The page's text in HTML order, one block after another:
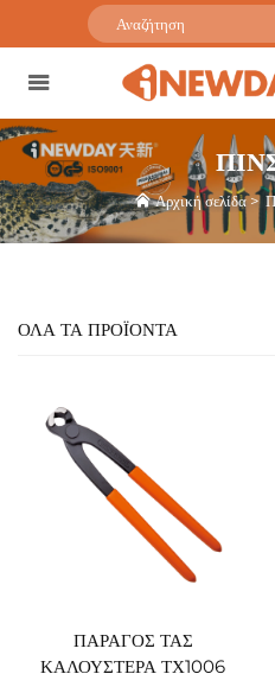
Αρχική σελίδα>
ΟΛΑ ΤΑ ΠΡΟΪΟΝΤΑ
ΠΑΡΑΓΟΣ ΤΑΣ
ΚΑΛΟΥΣΤΕΡΑ ΤΧ1006